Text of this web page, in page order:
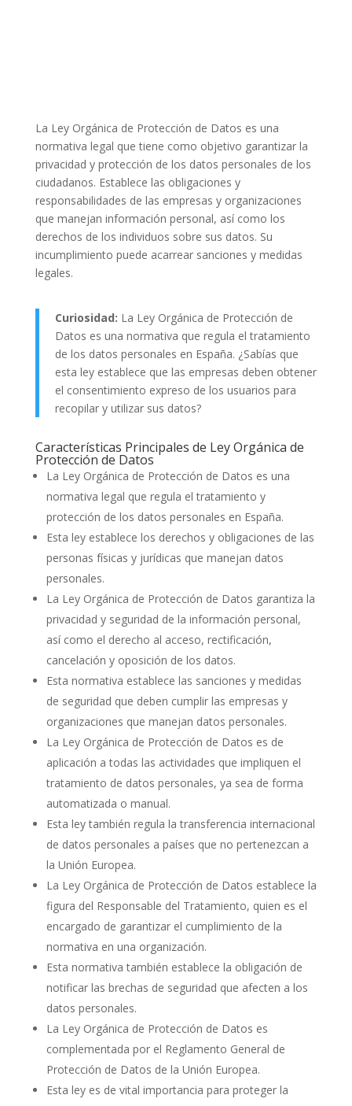
La Ley Orgánica de Protección de Datos es una
normativa legal que tiene como objetivo garantizar la
privacidad y protección de los datos personales de los
ciudadanos. Establece las obligaciones y
responsabilidades de las empresas y organizaciones
que manejan información personal, así como los
derechos de los individuos sobre sus datos. Su
incumplimiento puede acarrear sanciones y medidas
legales.
Curiosidad: La Ley Orgánica de Protección de
Datos es una normativa que regula el tratamiento
de los datos personales en España. ¿Sabías que
esta ley establece que las empresas deben obtener
el consentimiento expreso de los usuarios para
recopilar y utilizar sus datos?
Características Principales de Ley Orgánica de
Protección de Datos
La Ley Orgánica de Protección de Datos es una
normativa legal que regula el tratamiento y
protección de los datos personales en España.
Esta ley establece los derechos y obligaciones de las
personas físicas y jurídicas que manejan datos
personales.
La Ley Orgánica de Protección de Datos garantiza la
privacidad y seguridad de la información personal,
así como el derecho al acceso, rectificación,
cancelación y oposición de los datos.
Esta normativa establece las sanciones y medidas
de seguridad que deben cumplir las empresas y
organizaciones que manejan datos personales.
La Ley Orgánica de Protección de Datos es de
aplicación a todas las actividades que impliquen el
tratamiento de datos personales, ya sea de forma
automatizada o manual.
Esta ley también regula la transferencia internacional
de datos personales a países que no pertenezcan a
la Unión Europea.
La Ley Orgánica de Protección de Datos establece la
figura del Responsable del Tratamiento, quien es el
encargado de garantizar el cumplimiento de la
normativa en una organización.
Esta normativa también establece la obligación de
notificar las brechas de seguridad que afecten a los
datos personales.
La Ley Orgánica de Protección de Datos es
complementada por el Reglamento General de
Protección de Datos de la Unión Europea.
Esta ley es de vital importancia para proteger la